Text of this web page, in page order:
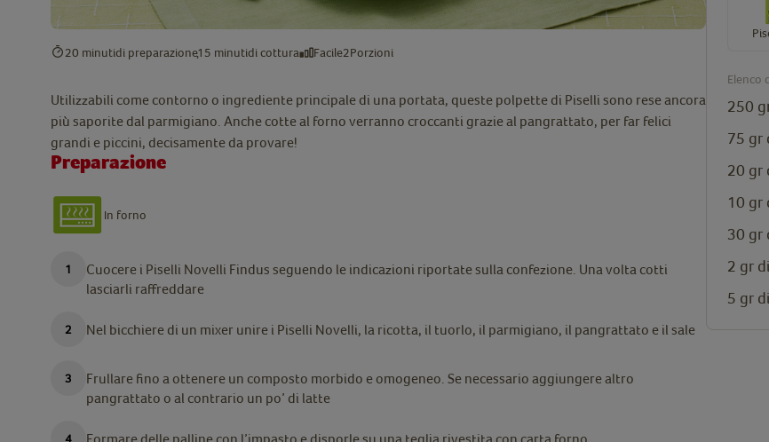
20 minutidi preparazione15 minutidi cottura Facile2Porzioni
Utilizzabili come contorno o ingrediente principale di una portata, queste polpette di Piselli sono rese ancora
più saporite dal parmigiano. Anche cotte al forno verranno croccanti grazie al pangrattato, per far felici
grandi e piccini, decisamente da provare!
Preparazione
In forno
Cuocere i Piselli Novelli Findus seguendo le indicazioni riportate sulla confezione. Una volta cotti
lasciarli raffreddare
Nel bicchiere di un mixer unire i Piselli Novelli, la ricotta, il tuorlo, il parmigiano, il pangrattato e il sale
Frullare fino a ottenere un composto morbido e omogeneo. Se necessario aggiungere altro
pangrattato o al contrario un po’ di latte
Formare delle palline con l’impasto e disporle su una teglia rivestita con carta forno
Elenco
250
75 gr
20 gr
10 gr
30 gr
2 gr
5 gr